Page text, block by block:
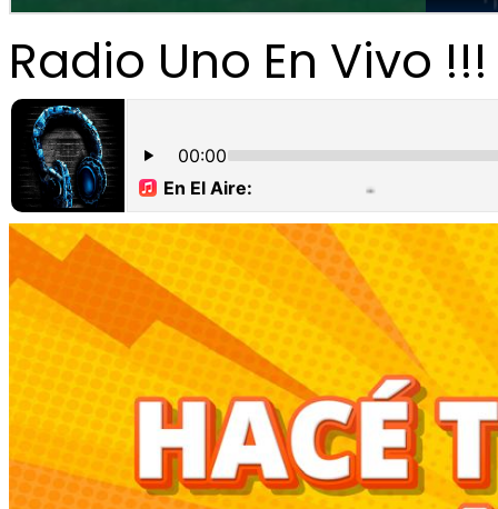
Radio Uno En Vivo !!!